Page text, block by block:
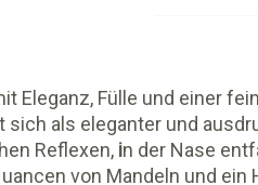
Eleganz, Fülle und einer
sich als eleganter und
Reflexen, in der Nase
von Mandeln und